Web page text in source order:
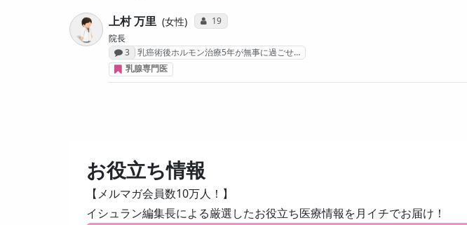
上村 万里 女性 コミュニケーション・タイプ投票数
19
院長
感想投稿数
3
乳癌術後ホルモン治療5年が無事に過ごせ…
乳腺専門医
お役立ち情報
【メルマガ会員数10万人！】
イシュラン編集長による厳選したお役立ち医療情報を月イチでお届け！